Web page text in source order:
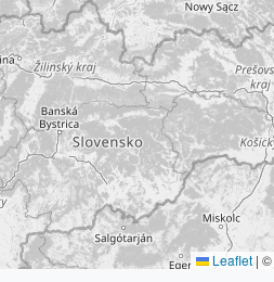
Leaflet | ©